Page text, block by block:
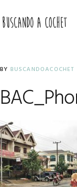
to
primary
to
main
to
primary
BY BUSCANDOACOCHET